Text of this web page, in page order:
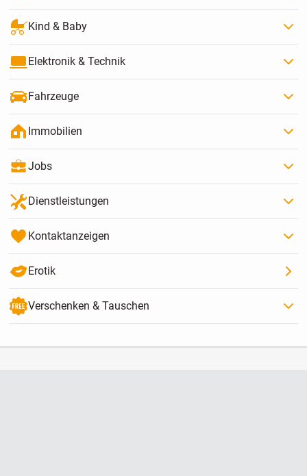
Kind & Baby
Elektronik & Technik
Fahrzeuge
Immobilien
Jobs
Dienstleistungen
Kontaktanzeigen
Erotik
Verschenken & Tauschen